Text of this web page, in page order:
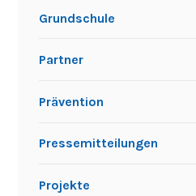
Grundschule
Partner
Prävention
Pressemitteilungen
Projekte